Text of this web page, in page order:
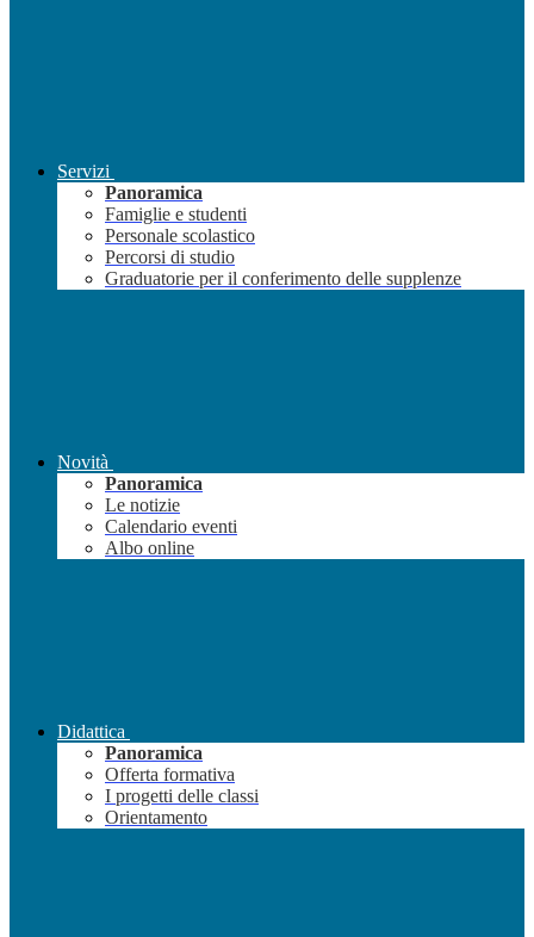
Servizi
Panoramica
Famiglie e studenti
Personale scolastico
Percorsi di studio
Graduatorie per il conferimento delle supplenze
Novità
Panoramica
Le notizie
Calendario eventi
Albo online
Didattica
Panoramica
Offerta formativa
I progetti delle classi
Orientamento